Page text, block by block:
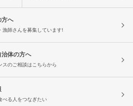
方へ
漁師さんを募集しています!
治体の方へ
スのご相談はこちらから
べる人をつなぎたい